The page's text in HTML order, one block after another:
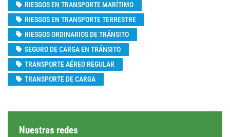
RIESGOS EN TRANSPORTE MARÍTIMO
RIESGOS EN TRANSPORTE TERRESTRE
RIESGOS ORDINARIOS DE TRÁNSITO
SEGURO DE CARGA EN TRÁNSITO
TRANSPORTE AÉREO REGULAR
TRANSPORTE DE CARGA
Nuestras redes